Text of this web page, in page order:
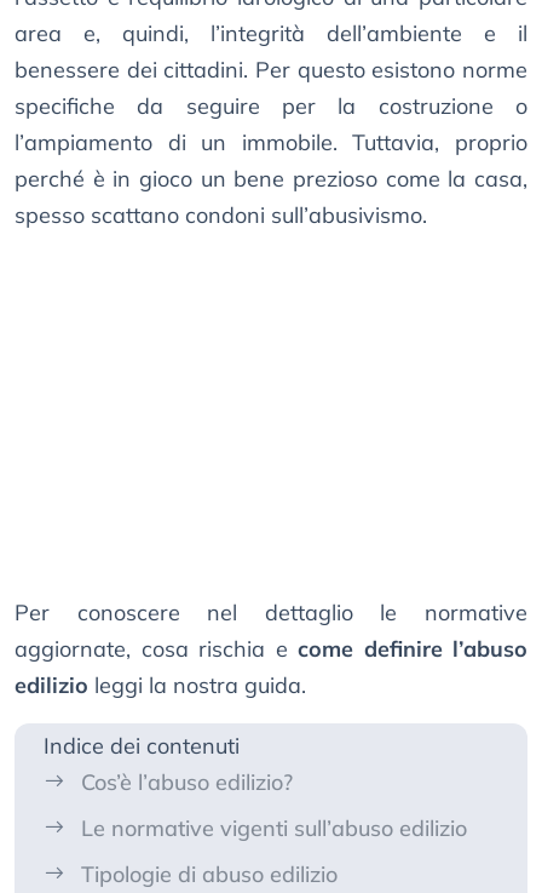
area e, quindi, l’integrità dell’ambiente e il
benessere dei cittadini. Per questo esistono norme
specifiche da seguire per la costruzione o
l’ampiamento di un immobile. Tuttavia, proprio
perché è in gioco un bene prezioso come la casa,
spesso scattano condoni sull’abusivismo.
Per conoscere nel dettaglio le normative
aggiornate, cosa rischia e come definire l’abuso
edilizio leggi la nostra guida.
Indice dei contenuti
Cos’è l’abuso edilizio?
Le normative vigenti sull’abuso edilizio
Tipologie di abuso edilizio